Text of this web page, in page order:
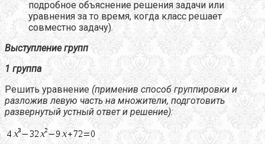
подробное объяснение решения задачи или
уравнения за то время, когда класс решает
совместно задачу).
Выступление групп
1 группа
Решить уравнение (применив способ группировки и
разложив левую часть на множители, подготовить
развернутый устный ответ и решение):
.